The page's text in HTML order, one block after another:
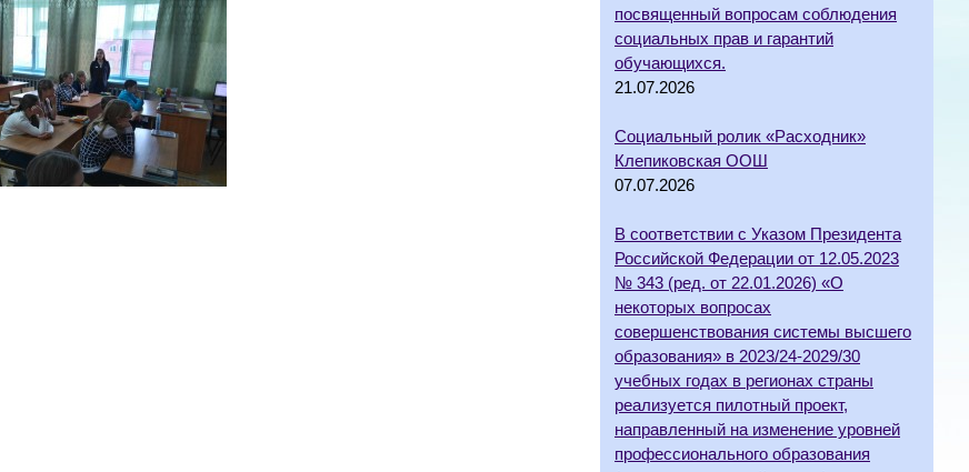
посвященный вопросам соблюдения
социальных прав и гарантий
обучающихся.
21.07.2026
Социальный ролик «Расходник»
Клепиковская ООШ
07.07.2026
В соответствии с Указом Президента
Российской Федерации от 12.05.2023
№ 343 (ред. от 22.01.2026) «О
некоторых вопросах
совершенствования системы высшего
образования» в 2023/24-2029/30
учебных годах в регионах страны
реализуется пилотный проект,
направленный на изменение уровней
профессионального образования